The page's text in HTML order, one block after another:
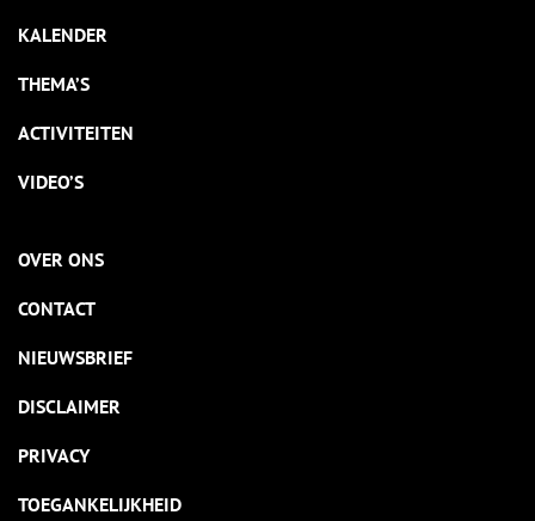
KALENDER
THEMA’S
ACTIVITEITEN
VIDEO’S
OVER ONS
CONTACT
NIEUWSBRIEF
DISCLAIMER
PRIVACY
TOEGANKELIJKHEID